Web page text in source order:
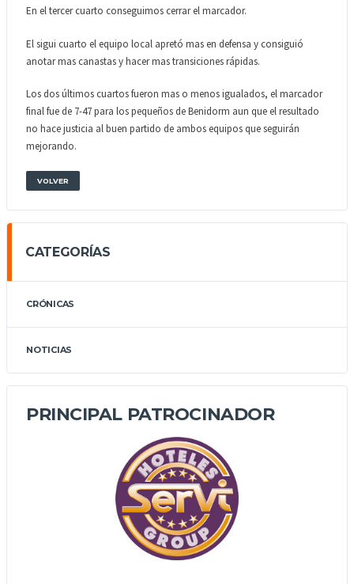
En el tercer cuarto conseguimos cerrar el marcador.
El sigui cuarto el equipo local apretó mas en defensa y consiguió
anotar mas canastas y hacer mas transiciones rápidas.
Los dos últimos cuartos fueron mas o menos igualados, el marcador
final fue de 7-47 para los pequeños de Benidorm aun que el resultado
no hace justicia al buen partido de ambos equipos que seguirán
mejorando.
VOLVER
CATEGORÍAS
CRÓNICAS
NOTICIAS
PRINCIPAL PATROCINADOR